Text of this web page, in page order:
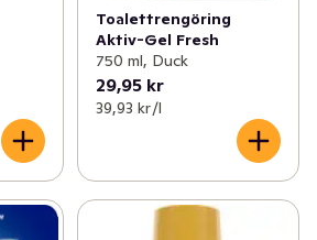
Toalettrengöring
Aktiv-Gel Fresh
750 ml, Duck
29,95 kr
39,93 kr /l